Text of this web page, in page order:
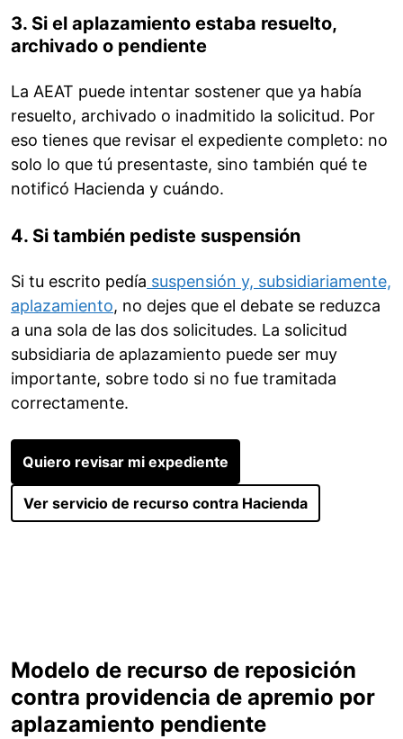
3. Si el aplazamiento estaba resuelto,
archivado o pendiente
La AEAT puede intentar sostener que ya había
resuelto, archivado o inadmitido la solicitud. Por
eso tienes que revisar el expediente completo: no
solo lo que tú presentaste, sino también qué te
notificó Hacienda y cuándo.
4. Si también pediste suspensión
Si tu escrito pedía suspensión y, subsidiariamente,
aplazamiento, no dejes que el debate se reduzca
a una sola de las dos solicitudes. La solicitud
subsidiaria de aplazamiento puede ser muy
importante, sobre todo si no fue tramitada
correctamente.
Quiero revisar mi expediente
Ver servicio de recurso contra Hacienda
Modelo de recurso de reposición
contra providencia de apremio por
aplazamiento pendiente